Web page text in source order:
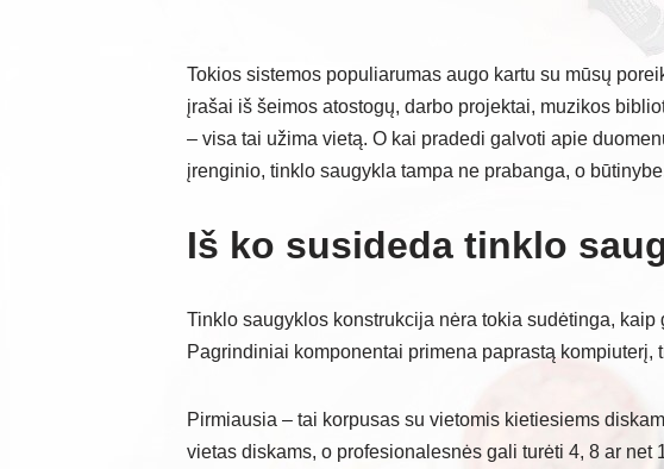
Tokios sistemos populiarumas augo kartu su mūsų
įrašai iš šeimos atostogų, darbo projektai, muzikos
– visa tai užima vietą. O kai pradedi galvoti apie
įrenginio, tinklo saugykla tampa ne prabanga, o
Iš ko susideda tinklo
Tinklo saugyklos konstrukcija nėra tokia sudėtinga,
Pagrindiniai komponentai primena paprastą kompiuterį,
Pirmiausia – tai korpusas su vietomis kietiesiems
vietas diskams, o profesionalesnės gali turėti 4, 8 ar net